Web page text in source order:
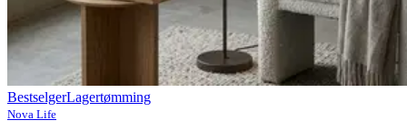
BestselgerLagertømming
Nova Life